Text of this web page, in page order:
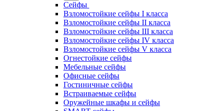
Сейфы
Взломостойкие сейфы I класса
Взломостойкие сейфы II класса
Взломостойкие сейфы III класса
Взломостойкие сейфы IV класса
Взломостойкие сейфы V класса
Огнестойкие сейфы
Мебельные сейфы
Офисные сейфы
Гостиничные сейфы
Встраиваемые сейфы
Оружейные шкафы и сейфы